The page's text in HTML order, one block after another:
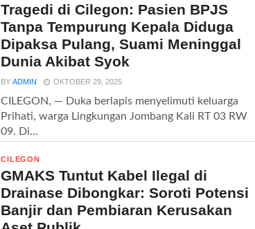
Tragedi di Cilegon: Pasien BPJS
Tanpa Tempurung Kepala Diduga
Dipaksa Pulang, Suami Meninggal
Dunia Akibat Syok
BYADMIN OKTOBER 29, 2025
CILEGON, — Duka berlapis menyelimuti keluarga
Prihati, warga Lingkungan Jombang Kali RT 03 RW
09. Di...
CILEGON
GMAKS Tuntut Kabel Ilegal di
Drainase Dibongkar: Soroti Potensi
Banjir dan Pembiaran Kerusakan